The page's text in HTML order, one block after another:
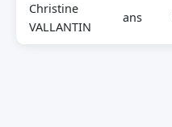
Christine
VALLANTIN
ans